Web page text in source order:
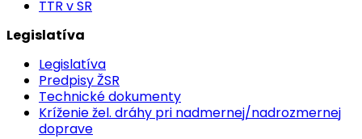
TTR v SR
Legislatíva
Legislatíva
Predpisy ŽSR
Technické dokumenty
Kríženie žel. dráhy pri nadmernej/nadrozmernej
doprave